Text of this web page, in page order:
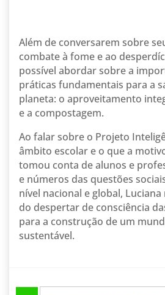
Além de conversarem sobre
combate à fome e ao
possível abordar sobre a
práticas fundamentais para a
planeta: o aproveitamento
e a compostagem.
Ao falar sobre o Projeto
âmbito escolar e o que a
tomou conta de alunos e
e números das questões
nível nacional e global,
do despertar de consciência
para a construção de um
sustentável.